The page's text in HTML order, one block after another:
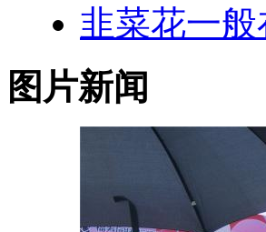
韭菜花一
图片新闻